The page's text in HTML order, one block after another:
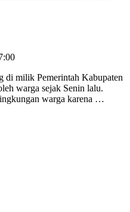
di milik Pemerintah Kabupaten
warga sejak Senin lalu.
warga karena …